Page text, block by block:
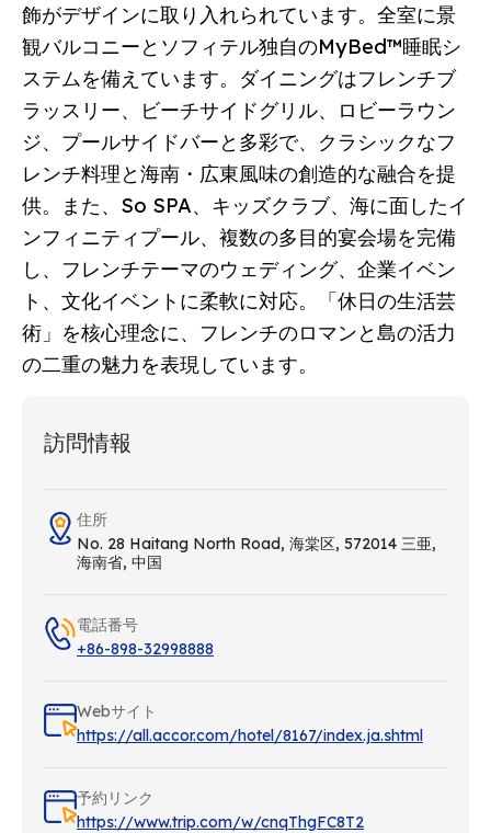
飾がデザインに取り入れられています。全室に景
観バルコニーとソフィテル独自のMyBed™睡眠シ
ステムを備えています。ダイニングはフレンチブ
ラッスリー、ビーチサイドグリル、ロビーラウン
ジ、プールサイドバーと多彩で、クラシックなフ
レンチ料理と海南・広東風味の創造的な融合を提
供。また、So SPA、キッズクラブ、海に面したイ
ンフィニティプール、複数の多目的宴会場を完備
し、フレンチテーマのウェディング、企業イベン
ト、文化イベントに柔軟に対応。「休日の生活芸
術」を核心理念に、フレンチのロマンと島の活力
の二重の魅力を表現しています。
訪問情報
住所
No. 28 Haitang North Road, 海棠区, 572014 三亜,
海南省, 中国
電話番号
+86-898-32998888
Webサイト
https://all.accor.com/hotel/8167/index.ja.shtml
予約リンク
https://www.trip.com/w/cnqThgFC8T2